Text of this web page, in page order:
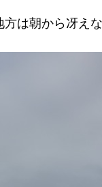
は朝から冴え